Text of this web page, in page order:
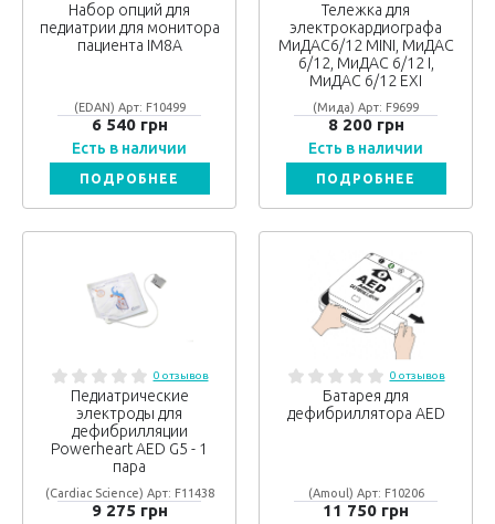
Набор опций для
педиатрии для монитора
пациента IM8A
(EDAN) Арт: F10499
6 540 грн
Есть в наличии
ПОДРОБНЕЕ
Тележка для
электрокардиографа
МиДАС6/12 MINI, МиДАС
6/12, МиДАС 6/12 I,
МиДАС 6/12 EXI
(Мида) Арт: F9699
8 200 грн
Есть в наличии
ПОДРОБНЕЕ
0 отзывов
Педиатрические
электроды для
дефибрилляции
Powerheart AED G5 - 1
пара
(Cardiac Science) Арт: F11438
9 275 грн
0 отзывов
Батарея для
дефибриллятора AED
(Amoul) Арт: F10206
11 750 грн